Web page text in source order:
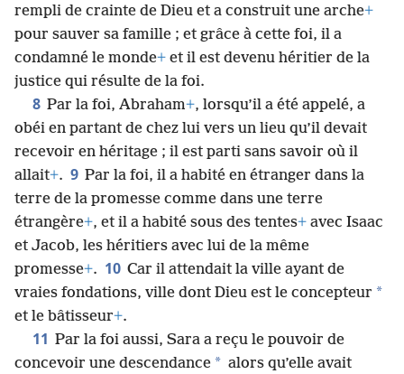
rempli de crainte de Dieu et a construit une arche+
pour sauver sa famille ; et grâce à cette foi, il a
condamné le monde+ et il est devenu héritier de la
justice qui résulte de la foi.
8 Par la foi, Abraham+, lorsqu’il a été appelé, a
obéi en partant de chez lui vers un lieu qu’il devait
recevoir en héritage ; il est parti sans savoir où il
allait+. 9 Par la foi, il a habité en étranger dans la
terre de la promesse comme dans une terre
étrangère+, et il a habité sous des tentes+ avec Isaac
et Jacob, les héritiers avec lui de la même
promesse+. 10 Car il attendait la ville ayant de
vraies fondations, ville dont Dieu est le concepteur *
et le bâtisseur+.
11 Par la foi aussi, Sara a reçu le pouvoir de
concevoir une descendance * alors qu’elle avait